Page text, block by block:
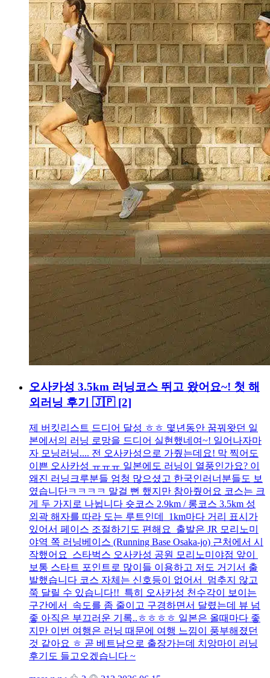
오사카성 3.5km 러닝코스 뛰고 왔어요~! 첫 해
외러닝 후기 🇯🇵 [2]
제 버킷리스트 드디어 달성 ㅎㅎ 몇년동안 꿈꿔왓던 일
본에서의 러닝 로망을 드디어 실현했네여~! 일어나자마
자 모닝러닝.... 전 오사카성으로 가줬는데요! 막 찍어도
이쁜 오사카성 ㅠㅠㅠ 일본에도 러닝이 열풍인가요? 이
왜진 러닝크루분들 엄청 많으셨고 한국인러너분들도 보
였습니단ㅋㅋㅋㅋ 말걸 뻔 했지만 참아줬어요 코스는 크
게 두 가지로 나뉩니다 숏코스 2.9km / 롱코스 3.5km 성
외곽 해자를 따라 도는 루트인데 1km마다 거리 표시가
있어서 페이스 조절하기도 편해요 출발은 JR 모리노미
야역 쪽 러닝베이스 (Running Base Osaka-jo) 근처에서 시
작했어요 스타벅스 오사카성 공원 모리노미야점 앞이
보통 스타트 포인트로 많이들 이용하고 저도 거기서 출
발했습니다 코스 자체는 신호등이 없어서 멈추지 않고
쭉 달릴 수 있습니다!! 특히 오사카성 천수각이 보이는
구간에서 속도를 좀 줄이고 구경하면서 달렸는데 뷰 넘
좋 아직은 부끄러운 기록..ㅎㅎㅎㅎ 일본은 올때마다 좋
지만 이번 여행은 러닝 때문에 여행 느낌이 풍부해졌던
것 같아요 ㅎ 곧 베트남으로 출장가는데 치앙마이 러닝
후기도 들고오겠습니다 ~